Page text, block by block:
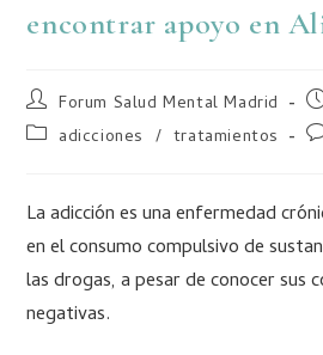
encontrar apoyo en
Forum Salud Mental Madrid
adicciones / tratamientos
La adicción es una enfermedad
en el consumo compulsivo de
las drogas, a pesar de conocer sus
negativas.